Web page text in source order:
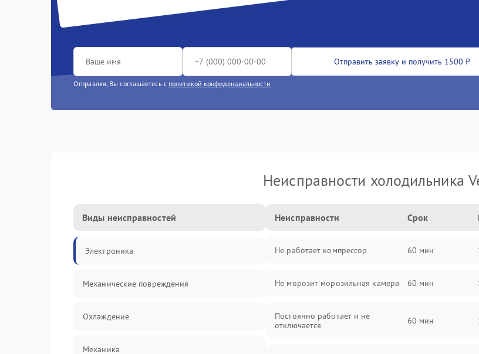
Отправить заявку и получить 1500 ₽
Отправляя, Вы соглашаетесь с политикой конфиденциальности
Неисправности холодильника
Виды неисправностей
Электроника
Механические повреждения
Охлаждение
Механика
Неисправности Срок
Не работает компрессор 60 мин
Не морозит морозильная камера 60 мин
Постоянно работает и не
отключается
60 мин